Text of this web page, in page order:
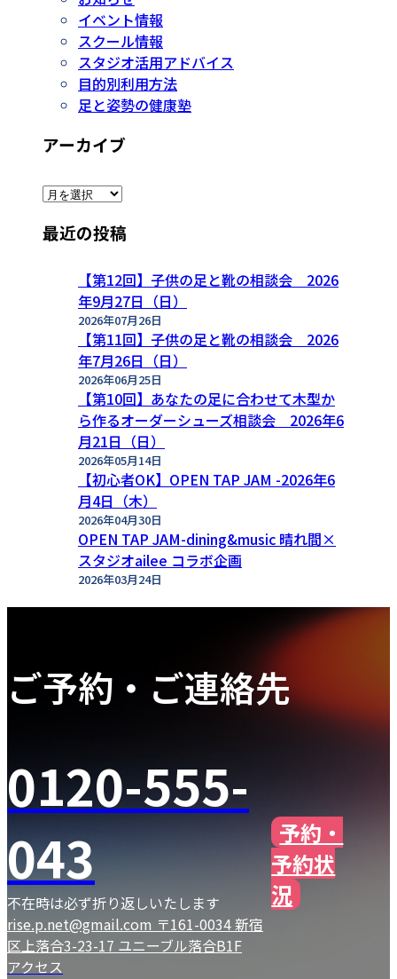
イベント情報
スクール情報
スタジオ活用アドバイス
目的別利用方法
足と姿勢の健康塾
アーカイブ
ア
カ
最近の投稿
【第12回】子供の足と靴の相談会 2026
年9月27日（日）
2026年07月26日
【第11回】子供の足と靴の相談会 2026
年7月26日（日）
2026年06月25日
【第10回】あなたの足に合わせて木型か
ら作るオーダーシューズ相談会 2026年6
月21日（日）
2026年05月14日
【初心者OK】OPEN TAP JAM -2026年6
月4日（木）
2026年04月30日
OPEN TAP JAM-dining&music 晴れ間×
スタジオailee コラボ企画
2026年03月24日
ご予約・ご連絡先
0120-555-
043
不在時は必ず折り返しいたします
rise.p.net@gmail.com 〒161-0034 新宿
区上落合3-23-17 ユニーブル落合B1F
アクセス
予約・
予約状
況